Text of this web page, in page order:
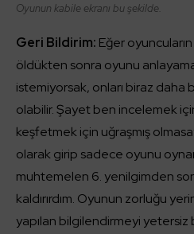
Oyunun kabile ekranı bu şekilde.
Geri Bildirim: Eğer
öldükten sonra oyunu
istemiyorsak, onları biraz daha
olabilir. Şayet ben incelemek
keşfetmek için uğraşmış
olarak girip sadece oyunu
muhtemelen 6. yenilgimden
kaldırırdım. Oyunun zorluğu
yapılan bilgilendirmeyi yetersiz